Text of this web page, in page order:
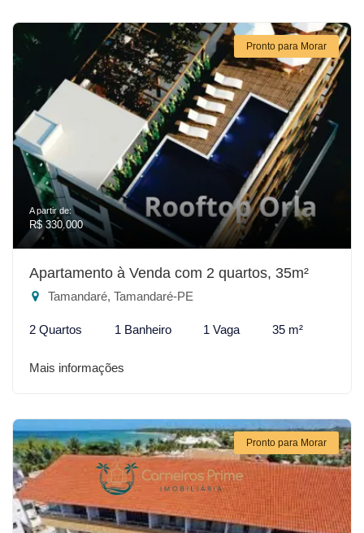
Pronto para Morar
A partir de:
R$ 330.000
Apartamento à Venda com 2 quartos, 35m²
Tamandaré, Tamandaré-PE
2 Quartos 1 Banheiro 1 Vaga 35 m²
Mais informações
Pronto para Morar